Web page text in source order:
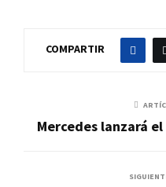
COMPARTIR
Mercedes lanzará